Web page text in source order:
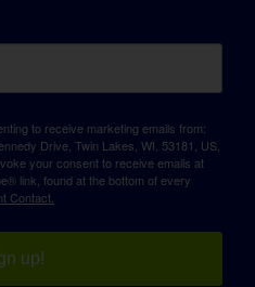
to receive marketing emails from:
Drive, Twin Lakes, WI, 53181, US,
your consent to receive emails at
link, found at the bottom of every
Contact.
up!